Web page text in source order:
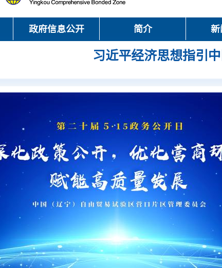
政府信息公开 简介
习近平经济思想指引